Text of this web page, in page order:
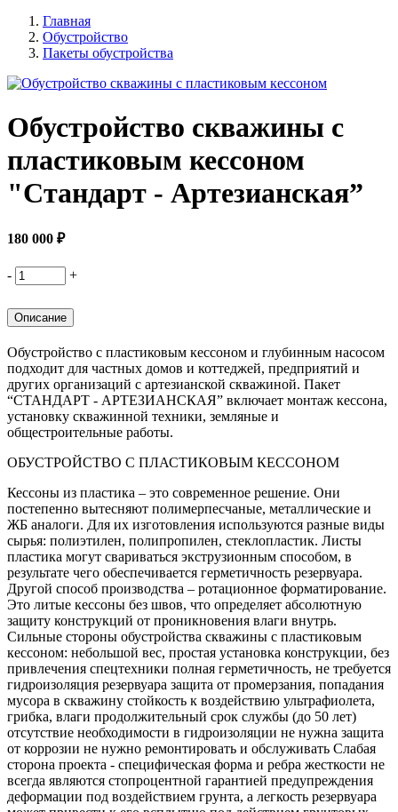
Главная
Обустройство
Пакеты обустройства
Обустройство скважины с
пластиковым кессоном
"Стандарт - Артезианская”
180 000 ₽
- +
Описание
Обустройство с пластиковым кессоном и глубинным насосом
подходит для частных домов и коттеджей, предприятий и
других организаций с артезианской скважиной. Пакет
“СТАНДАРТ - АРТЕЗИАНСКАЯ” включает монтаж кессона,
установку скважинной техники, земляные и
общестроительные работы.
ОБУСТРОЙСТВО С ПЛАСТИКОВЫМ КЕССОНОМ
Кессоны из пластика – это современное решение. Они
постепенно вытесняют полимерпесчаные, металлические и
ЖБ аналоги. Для их изготовления используются разные виды
сырья: полиэтилен, полипропилен, стеклопластик. Листы
пластика могут свариваться экструзионным способом, в
результате чего обеспечивается герметичность резервуара.
Другой способ производства – ротационное форматирование.
Это литые кессоны без швов, что определяет абсолютную
защиту конструкций от проникновения влаги внутрь.
Сильные стороны обустройства скважины с пластиковым
кессоном: небольшой вес, простая установка конструкции, без
привлечения спецтехники полная герметичность, не требуется
гидроизоляция резервуара защита от промерзания, попадания
мусора в скважину стойкость к воздействию ультрафиолета,
грибка, влаги продолжительный срок службы (до 50 лет)
отсутствие необходимости в гидроизоляции не нужна защита
от коррозии не нужно ремонтировать и обслуживать Слабая
сторона проекта - специфическая форма и ребра жесткости не
всегда являются стопроцентной гарантией предупреждения
деформации под воздействием грунта, а легкость резервуара